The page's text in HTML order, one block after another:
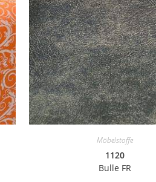
Möbelstoffe
1120
Bulle FR